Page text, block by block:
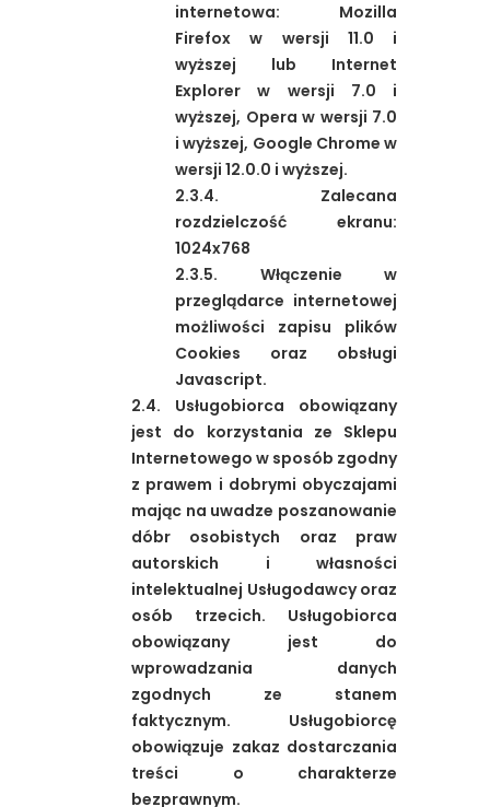
internetowa: Mozilla
Firefox w wersji 11.0 i
wyższej lub Internet
Explorer w wersji 7.0 i
wyższej, Opera w wersji 7.0
i wyższej, Google Chrome w
wersji 12.0.0 i wyższej.
2.3.4. Zalecana
rozdzielczość ekranu:
1024x768
2.3.5. Włączenie w
przeglądarce internetowej
możliwości zapisu plików
Cookies oraz obsługi
Javascript.
2.4. Usługobiorca obowiązany
jest do korzystania ze Sklepu
Internetowego w sposób zgodny
z prawem i dobrymi obyczajami
mając na uwadze poszanowanie
dóbr osobistych oraz praw
autorskich i własności
intelektualnej Usługodawcy oraz
osób trzecich. Usługobiorca
obowiązany jest do
wprowadzania danych
zgodnych ze stanem
faktycznym. Usługobiorcę
obowiązuje zakaz dostarczania
treści o charakterze
bezprawnym.